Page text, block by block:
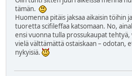
tämän.
Huomenna pitäis jaksaa aikaisin töihin
tuoretta scifileffaa katsomaan. No,
ensi vuonna tulla prossukaupat
vielä välttämättä ostaiskaan – odotan,
nykyisiä.